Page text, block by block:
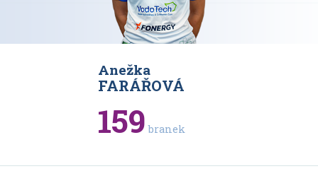
Anežka
FARÁŘOVÁ
159 branek